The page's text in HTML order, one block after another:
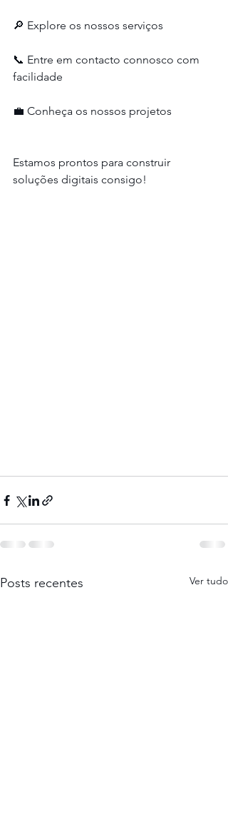
🔎 Explore os nossos serviços
📞 Entre em contacto connosco com
facilidade
💼 Conheça os nossos projetos
Estamos prontos para construir
soluções digitais consigo!
Posts recentes Ver tudo